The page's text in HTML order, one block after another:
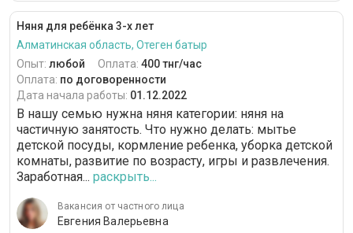
Няня для ребёнка 3-х лет
Алматинская область, Отеген батыр
Опыт: любой Оплата: 400 тнг/час
Оплата: по договоренности
Дата начала работы: 01.12.2022
В нашу семью нужна няня категории: няня на
частичную занятость. Что нужно делать: мытье
детской посуды, кормление ребенка, уборка детской
комнаты, развитие по возрасту, игры и развлечения.
Заработная... раскрыть...
Вакансия от частного лица
Евгения Валерьевна